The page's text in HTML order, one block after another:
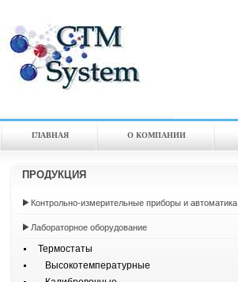
ГЛАВНАЯ О КОМПАНИИ
ПРОДУКЦИЯ
Контрольно-измерительные приборы и автоматика
Лабораторное оборудование
Термостаты
Высокотемпературные